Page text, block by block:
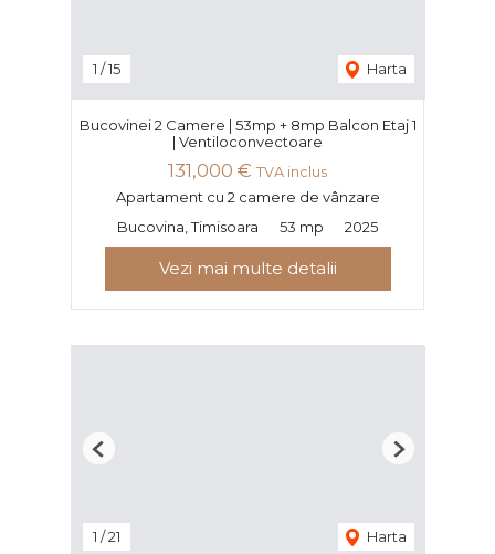
1 /15 Harta
Bucovinei 2 Camere | 53mp + 8mp Balcon Etaj 1
| Ventiloconvectoare
131,000 € TVA inclus
Apartament cu 2 camere de vânzare
Bucovina, Timisoara
53 mp 2025
Vezi mai multe detalii
1 /21 Harta
Previous Next